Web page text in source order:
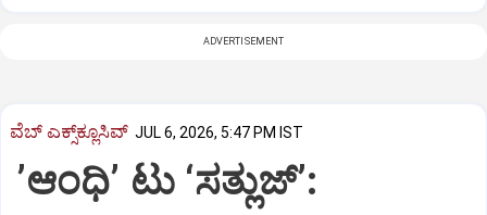
ADVERTISEMENT
ವೆಬ್ ಎಕ್ಸ್‌ಕ್ಲೂಸಿವ್ JUL 6, 2026, 5:47 PM IST
ʼಆಂಧಿʼ ಟು ‘ಸತ್ಲುಜ್’: